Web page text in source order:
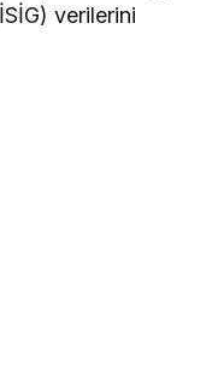
verilerini